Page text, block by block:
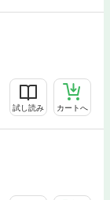
試し読み カートへ